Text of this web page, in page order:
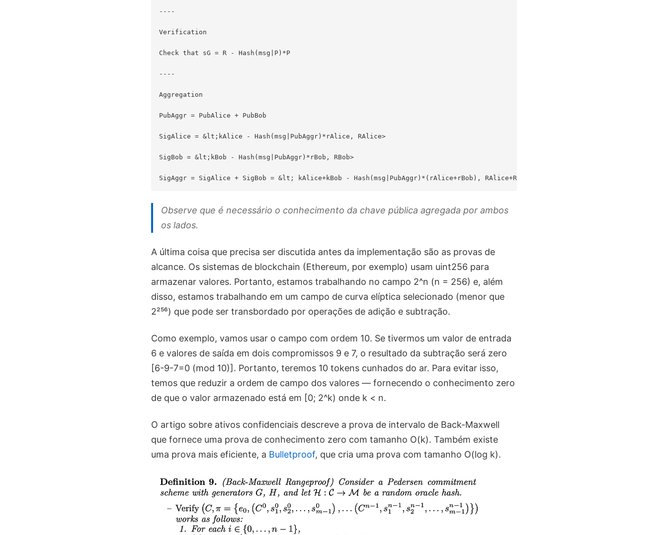
----
Verification
Check that sG = R - Hash(msg|P)*P
----
Aggregation
PubAggr = PubAlice + PubBob
SigAlice = &lt;kAlice - Hash(msg|PubAggr)*rAlice, RAlice>
SigBob = &lt;kBob - Hash(msg|PubAggr)*rBob, RBob>
Observe que é necessário o conhecimento da chave pública agregada por ambos
os lados.
A última coisa que precisa ser discutida antes da implementação são as provas de
alcance. Os sistemas de blockchain (Ethereum, por exemplo) usam uint256 para
armazenar valores. Portanto, estamos trabalhando no campo 2^n (n = 256) e, além
disso, estamos trabalhando em um campo de curva elíptica selecionado (menor que
2²⁵⁶) que pode ser transbordado por operações de adição e subtração.
Como exemplo, vamos usar o campo com ordem 10. Se tivermos um valor de entrada
6 e valores de saída em dois compromissos 9 e 7, o resultado da subtração será zero
[6-9-7=0 (mod 10)]. Portanto, teremos 10 tokens cunhados do ar. Para evitar isso,
temos que reduzir a ordem de campo dos valores — fornecendo o conhecimento zero
de que o valor armazenado está em [0; 2^k) onde k < n.
O artigo sobre ativos confidenciais descreve a prova de intervalo de Back-Maxwell
que fornece uma prova de conhecimento zero com tamanho O(k). Também existe
uma prova mais eficiente, a Bulletproof, que cria uma prova com tamanho O(log k).